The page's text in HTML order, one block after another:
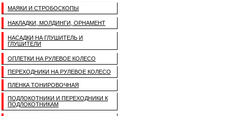
МАЯКИ И СТРОБОСКОПЫ
НАКЛАДКИ, МОЛДИНГИ, ОРНАМЕНТ
НАСАДКИ НА ГЛУШИТЕЛЬ И
ГЛУШИТЕЛИ
ОПЛЕТКИ НА РУЛЕВОЕ КОЛЕСО
ПЕРЕХОДНИКИ НА РУЛЕВОЕ КОЛЕСО
ПЛЕНКА ТОНИРОВОЧНАЯ
ПОДЛОКОТНИКИ И ПЕРЕХОДНИКИ К
ПОДЛОКОТНИКАМ